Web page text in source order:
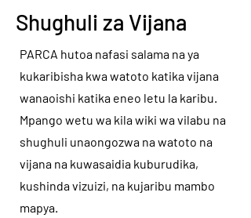
Shughuli za Vijana
PARCA hutoa nafasi salama na ya
kukaribisha kwa watoto katika vijana
wanaoishi katika eneo letu la karibu.
Mpango wetu wa kila wiki wa vilabu na
shughuli unaongozwa na watoto na
vijana na kuwasaidia kuburudika,
kushinda vizuizi, na kujaribu mambo
mapya.